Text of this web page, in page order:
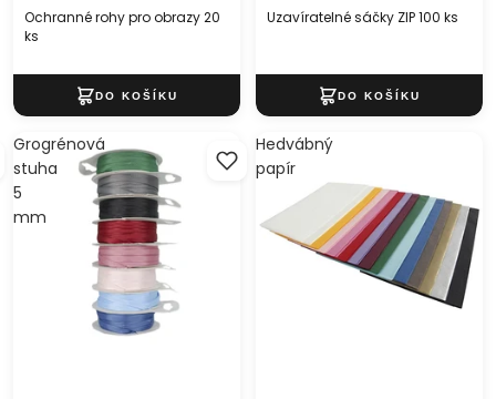
Ochranné rohy pro obrazy 20
ks
Uzavíratelné sáčky ZIP 100 ks
Grogrénová
stuha
5
mm
Hedvábný
papír